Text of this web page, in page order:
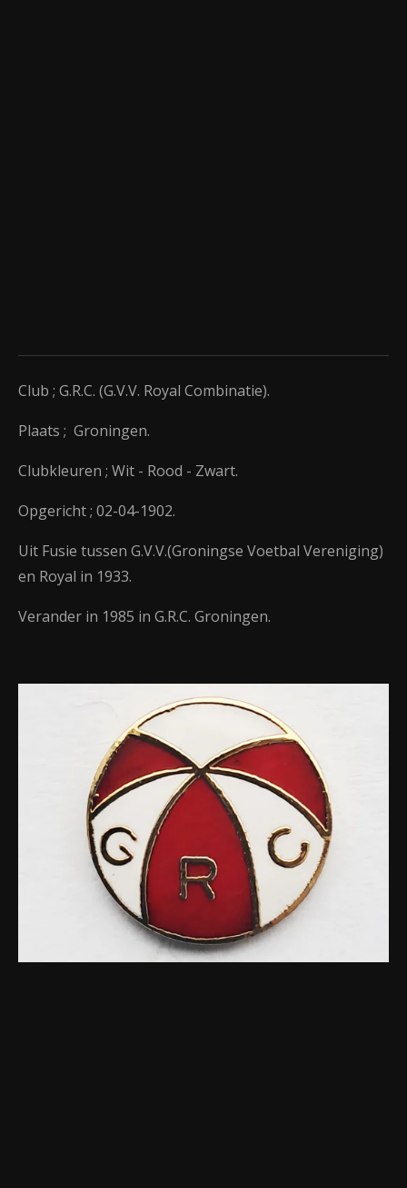
Club ; G.R.C. (G.V.V. Royal Combinatie).
Plaats ; Groningen.
Clubkleuren ; Wit - Rood - Zwart.
Opgericht ; 02-04-1902.
Uit Fusie tussen G.V.V.(Groningse Voetbal Vereniging)
en Royal in 1933.
Verander in 1985 in G.R.C. Groningen.